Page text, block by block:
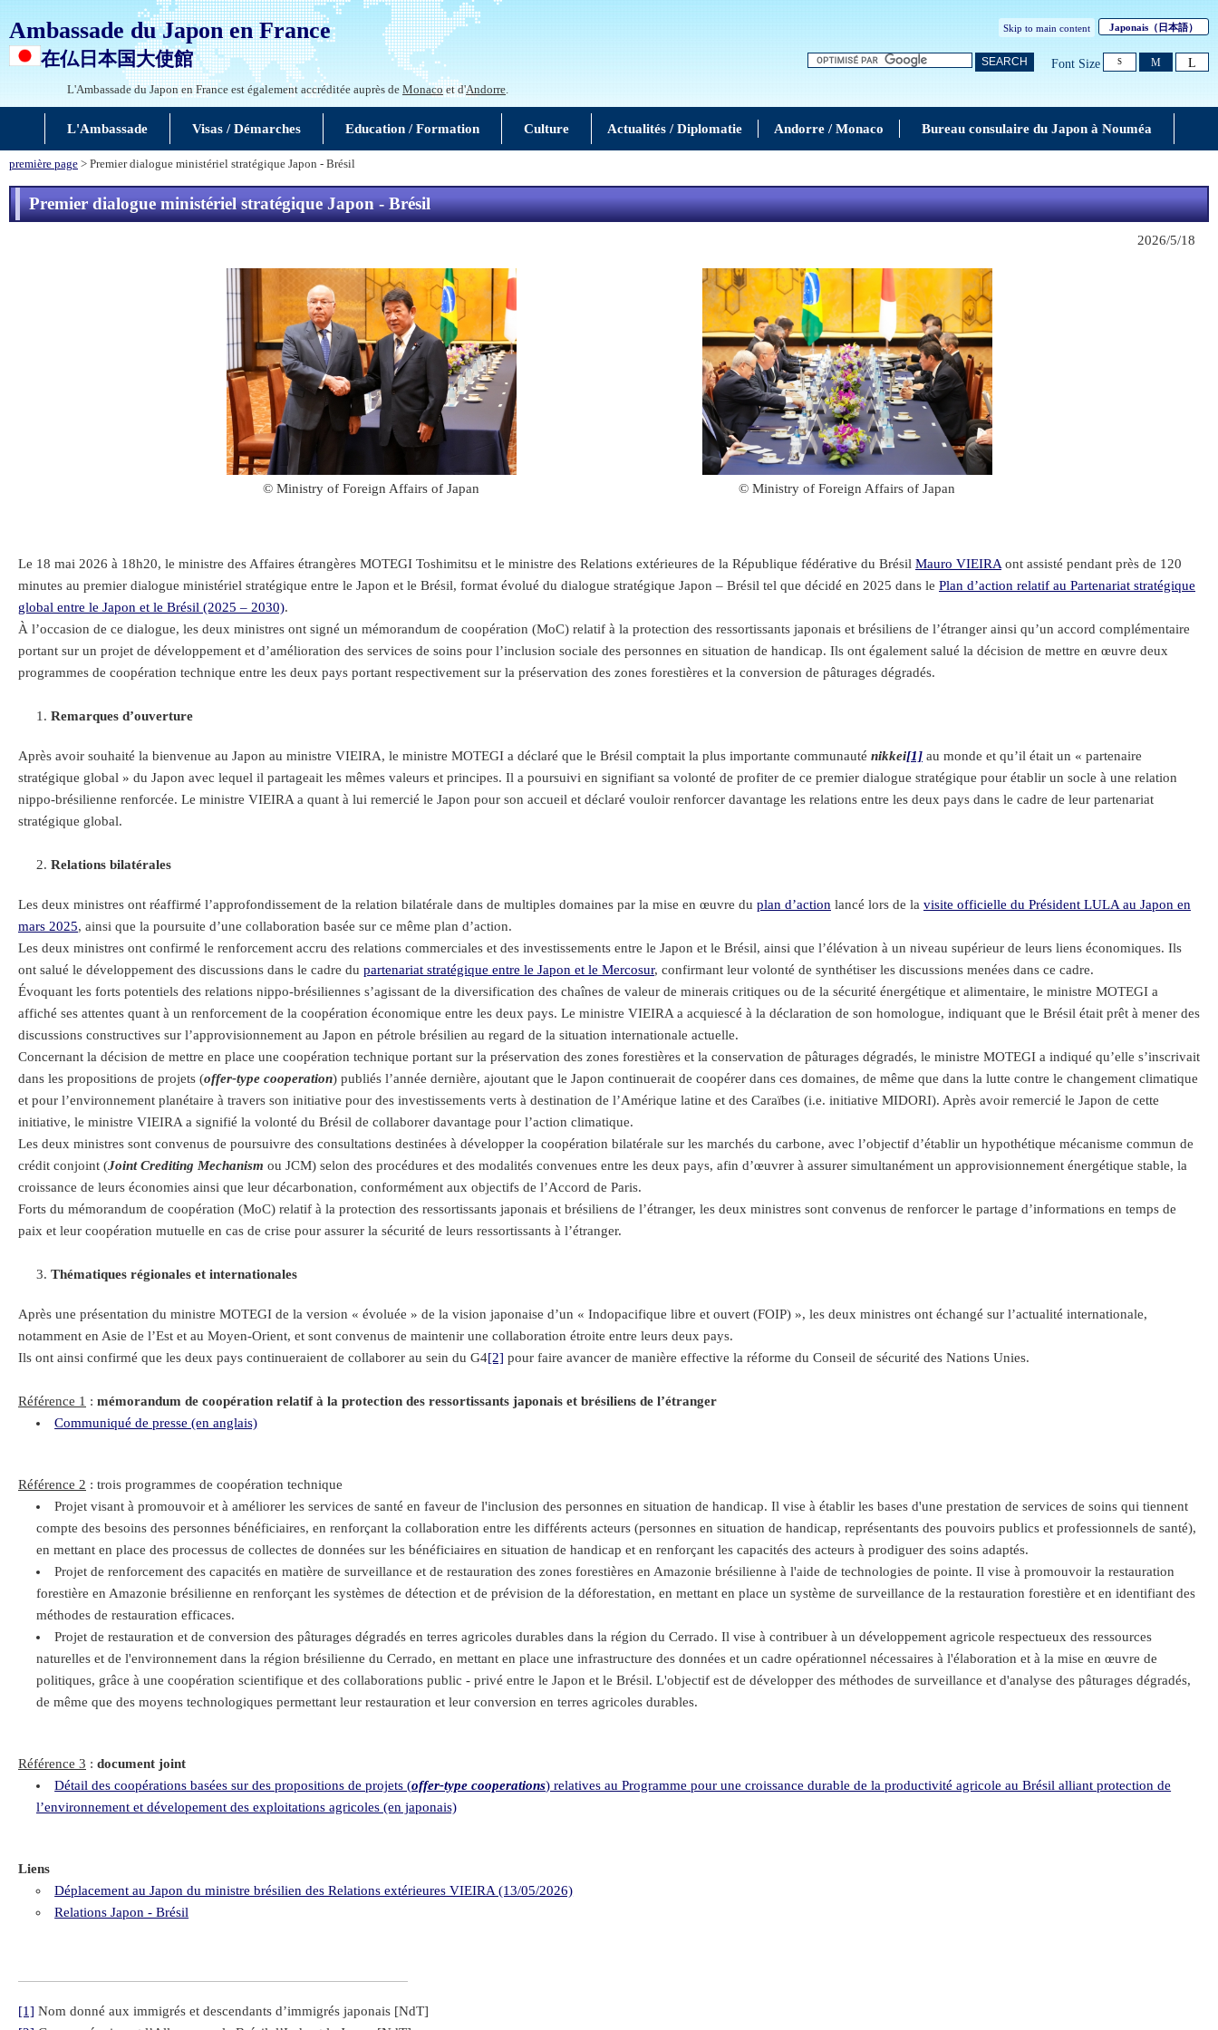
Ambassade du Japon en France
在仏日本国大使館
Skip to main content Japonais（日本語）
SEARCH Font Size S M L
L'Ambassade du Japon en France est également accréditée auprès de Monacoet d'Andorre.
L'Ambassade Visas / Démarches Education / Formation Culture Actualités / Diplomatie Andorre / Monaco Bureau consulaire du Japon à Nouméa
première page > Premier dialogue ministériel stratégique Japon - Brésil
Premier dialogue ministériel stratégique Japon - Brésil
2026/5/18
© Ministry of Foreign Affairs of Japan © Ministry of Foreign Affairs of Japan
Le 18 mai 2026 à 18h20, le ministre des Affaires étrangères MOTEGI Toshimitsu et le ministre des Relations extérieures de la République fédérative du Brésil Mauro VIEIRAont assisté pendant près de 120
minutes au premier dialogue ministériel stratégique entre le Japon et le Brésil, format évolué du dialogue stratégique Japon – Brésil tel que décidé en 2025 dans le Plan d’action relatif au Partenariat stratégique
global entre le Japon et le Brésil (2025 – 2030).
À l’occasion de ce dialogue, les deux ministres ont signé un mémorandum de coopération (MoC) relatif à la protection des ressortissants japonais et brésiliens de l’étranger ainsi qu’un accord complémentaire
portant sur un projet de développement et d’amélioration des services de soins pour l’inclusion sociale des personnes en situation de handicap. Ils ont également salué la décision de mettre en œuvre deux
programmes de coopération technique entre les deux pays portant respectivement sur la préservation des zones forestières et la conversion de pâturages dégradés.
Remarques d’ouverture
Après avoir souhaité la bienvenue au Japon au ministre VIEIRA, le ministre MOTEGI a déclaré que le Brésil comptait la plus importante communauté nikkei[1] au monde et qu’il était un « partenaire
stratégique global » du Japon avec lequel il partageait les mêmes valeurs et principes. Il a poursuivi en signifiant sa volonté de profiter de ce premier dialogue stratégique pour établir un socle à une relation
nippo-brésilienne renforcée. Le ministre VIEIRA a quant à lui remercié le Japon pour son accueil et déclaré vouloir renforcer davantage les relations entre les deux pays dans le cadre de leur partenariat
stratégique global.
Relations bilatérales
Les deux ministres ont réaffirmé l’approfondissement de la relation bilatérale dans de multiples domaines par la mise en œuvre du plan d’action lancé lors de la visite officielle du Président LULA au Japon en
mars 2025, ainsi que la poursuite d’une collaboration basée sur ce même plan d’action.
Les deux ministres ont confirmé le renforcement accru des relations commerciales et des investissements entre le Japon et le Brésil, ainsi que l’élévation à un niveau supérieur de leurs liens économiques. Ils
ont salué le développement des discussions dans le cadre du partenariat stratégique entre le Japon et le Mercosur, confirmant leur volonté de synthétiser les discussions menées dans ce cadre.
Évoquant les forts potentiels des relations nippo-brésiliennes s’agissant de la diversification des chaînes de valeur de minerais critiques ou de la sécurité énergétique et alimentaire, le ministre MOTEGI a
affiché ses attentes quant à un renforcement de la coopération économique entre les deux pays. Le ministre VIEIRA a acquiescé à la déclaration de son homologue, indiquant que le Brésil était prêt à mener des
discussions constructives sur l’approvisionnement au Japon en pétrole brésilien au regard de la situation internationale actuelle.
Concernant la décision de mettre en place une coopération technique portant sur la préservation des zones forestières et la conservation de pâturages dégradés, le ministre MOTEGI a indiqué qu’elle s’inscrivait
dans les propositions de projets (offer-type cooperation) publiés l’année dernière, ajoutant que le Japon continuerait de coopérer dans ces domaines, de même que dans la lutte contre le changement climatique
et pour l’environnement planétaire à travers son initiative pour des investissements verts à destination de l’Amérique latine et des Caraïbes (i.e. initiative MIDORI). Après avoir remercié le Japon de cette
initiative, le ministre VIEIRA a signifié la volonté du Brésil de collaborer davantage pour l’action climatique.
Les deux ministres sont convenus de poursuivre des consultations destinées à développer la coopération bilatérale sur les marchés du carbone, avec l’objectif d’établir un hypothétique mécanisme commun de
crédit conjoint (Joint Crediting Mechanism ou JCM) selon des procédures et des modalités convenues entre les deux pays, afin d’œuvrer à assurer simultanément un approvisionnement énergétique stable, la
croissance de leurs économies ainsi que leur décarbonation, conformément aux objectifs de l’Accord de Paris.
Forts du mémorandum de coopération (MoC) relatif à la protection des ressortissants japonais et brésiliens de l’étranger, les deux ministres sont convenus de renforcer le partage d’informations en temps de
paix et leur coopération mutuelle en cas de crise pour assurer la sécurité de leurs ressortissants à l’étranger.
Thématiques régionales et internationales
Après une présentation du ministre MOTEGI de la version « évoluée » de la vision japonaise d’un « Indopacifique libre et ouvert (FOIP) », les deux ministres ont échangé sur l’actualité internationale,
notamment en Asie de l’Est et au Moyen-Orient, et sont convenus de maintenir une collaboration étroite entre leurs deux pays.
Ils ont ainsi confirmé que les deux pays continueraient de collaborer au sein du G4[2] pour faire avancer de manière effective la réforme du Conseil de sécurité des Nations Unies.
Référence 1 : mémorandum de coopération relatif à la protection des ressortissants japonais et brésiliens de l’étranger
Communiqué de presse (en anglais)
Référence 2 : trois programmes de coopération technique
Projet visant à promouvoir et à améliorer les services de santé en faveur de l'inclusion des personnes en situation de handicap. Il vise à établir les bases d'une prestation de services de soins qui tiennent
compte des besoins des personnes bénéficiaires, en renforçant la collaboration entre les différents acteurs (personnes en situation de handicap, représentants des pouvoirs publics et professionnels de santé),
en mettant en place des processus de collectes de données sur les bénéficiaires en situation de handicap et en renforçant les capacités des acteurs à prodiguer des soins adaptés.
Projet de renforcement des capacités en matière de surveillance et de restauration des zones forestières en Amazonie brésilienne à l'aide de technologies de pointe. Il vise à promouvoir la restauration
forestière en Amazonie brésilienne en renforçant les systèmes de détection et de prévision de la déforestation, en mettant en place un système de surveillance de la restauration forestière et en identifiant des
méthodes de restauration efficaces.
Projet de restauration et de conversion des pâturages dégradés en terres agricoles durables dans la région du Cerrado. Il vise à contribuer à un développement agricole respectueux des ressources
naturelles et de l'environnement dans la région brésilienne du Cerrado, en mettant en place une infrastructure des données et un cadre opérationnel nécessaires à l'élaboration et à la mise en œuvre de
politiques, grâce à une coopération scientifique et des collaborations public - privé entre le Japon et le Brésil. L'objectif est de développer des méthodes de surveillance et d'analyse des pâturages dégradés,
de même que des moyens technologiques permettant leur restauration et leur conversion en terres agricoles durables.
Référence 3 : document joint
Détail des coopérations basées sur des propositions de projets (offer-type cooperations) relatives au Programme pour une croissance durable de la productivité agricole au Brésil alliant protection de
l’environnement et dévelopement des exploitations agricoles (en japonais)
Liens
Déplacement au Japon du ministre brésilien des Relations extérieures VIEIRA (13/05/2026)
Relations Japon - Brésil
[1] Nom donné aux immigrés et descendants d’immigrés japonais [NdT]